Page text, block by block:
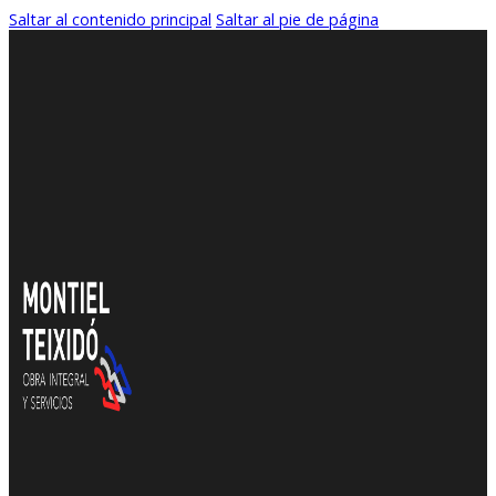
Saltar al contenido principal Saltar al pie de página